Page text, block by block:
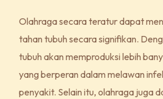
Olahraga secara teratur dapat
tahan tubuh secara signifikan.
tubuh akan memproduksi lebih
yang berperan dalam melawan
penyakit. Selain itu, olahraga juga